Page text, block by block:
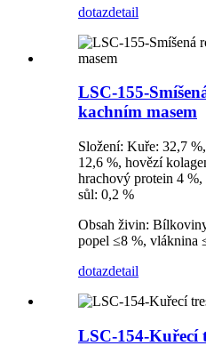
dotazdetail
LSC-155-
kachním masem
Složení: Kuře: 32,7
12,6 %, hovězí
hrachový protein 4
sůl: 0,2 %
Obsah živin:
popel ≤8 %, vláknina
dotazdetail
LSC-154-Kuřecí